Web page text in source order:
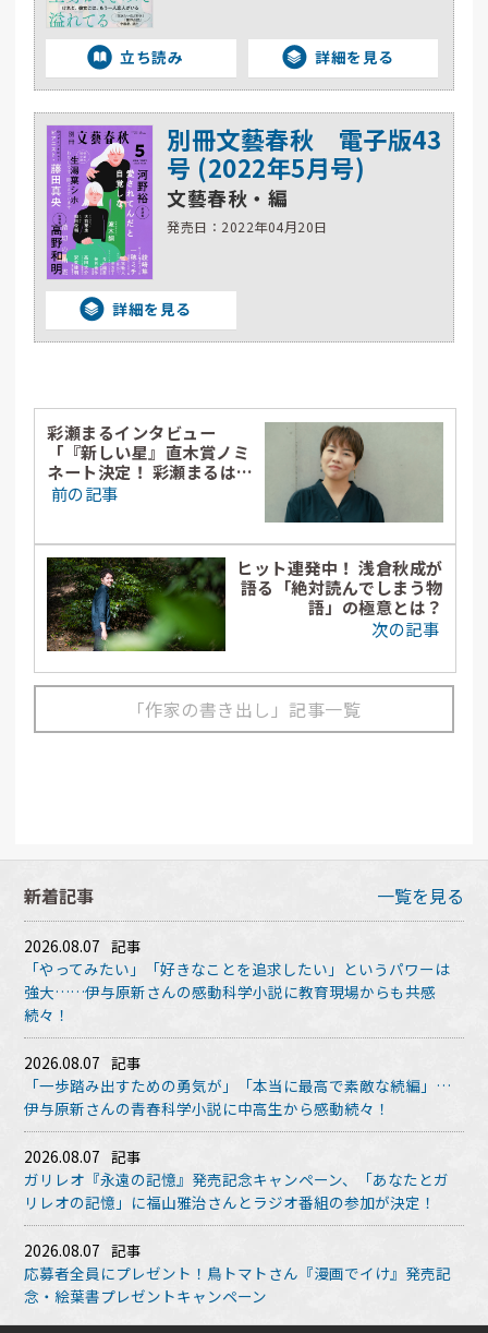
立ち読み 詳細を見る
別冊文藝春秋 電子版43
号 (2022年5月号)
文藝春秋・編
発売日：2022年04月20日
詳細を見る
彩瀬まるインタビュー
「『新しい星』直木賞ノミ
ネート決定！ 彩瀬まるはな
ぜ、2人ではなく4人の姿を
前の記事
ヒット連発中！ 浅倉秋成が
語る「絶対読んでしまう物
語」の極意とは？
次の記事
「作家の書き出し」記事一覧
新着記事 一覧を見る
2026.08.07 記事
「やってみたい」「好きなことを追求したい」というパワーは
強大……伊与原新さんの感動科学小説に教育現場からも共感
続々！
2026.08.07 記事
「一歩踏み出すための勇気が」「本当に最高で素敵な続編」…
伊与原新さんの青春科学小説に中高生から感動続々！
2026.08.07 記事
ガリレオ『永遠の記憶』発売記念キャンペーン、「あなたとガ
リレオの記憶」に福山雅治さんとラジオ番組の参加が決定！
2026.08.07 記事
応募者全員にプレゼント！鳥トマトさん『漫画でイけ』発売記
念・絵葉書プレゼントキャンペーン